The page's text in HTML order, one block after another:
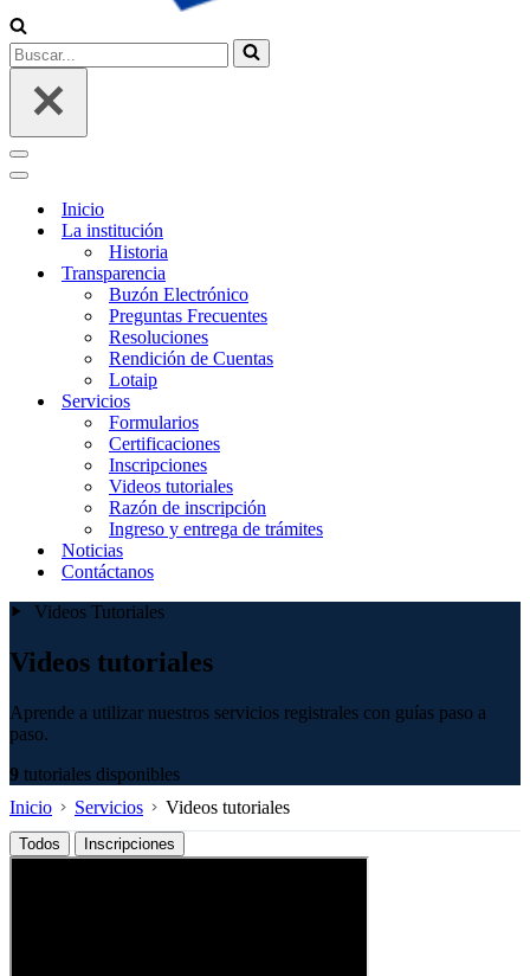
Buscar...
Menú
de
Menú
navegación
Inicio
La institución
Historia
Transparencia
Buzón Electrónico
Preguntas Frecuentes
Resoluciones
Rendición de Cuentas
Lotaip
Servicios
Formularios
Certificaciones
Inscripciones
Videos tutoriales
Razón de inscripción
Ingreso y entrega de trámites
Noticias
Contáctanos
Videos Tutoriales
Videos tutoriales
Aprende a utilizar nuestros servicios registrales con guías paso a
paso.
9 tutoriales disponibles
Inicio
Servicios Videos tutoriales
Todos Inscripciones